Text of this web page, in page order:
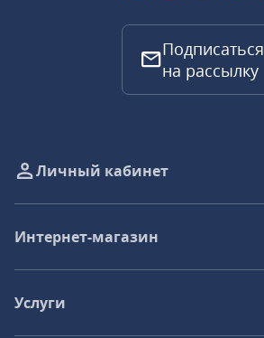
Подписаться
на рассылку
Личный кабинет
Интернет-магазин
Услуги